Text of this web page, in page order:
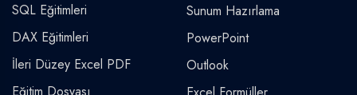
SQL Eğitimleri
DAX Eğitimleri
İleri Düzey Excel PDF
Sunum Hazırlama
PowerPoint
Outlook